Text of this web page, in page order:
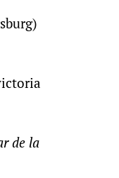
de la